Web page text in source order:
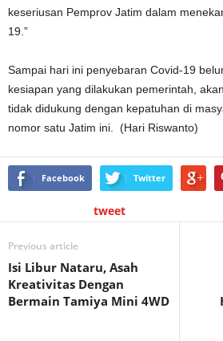
keseriusan Pemprov Jatim dalam
19.”
Sampai hari ini penyebaran Covid-19
kesiapan yang dilakukan pemerintah,
tidak didukung dengan kepatuhan di
nomor satu Jatim ini. (Hari Riswanto)
Facebook Twitter
tweet
Previous article
Isi Libur Nataru, Asah
Kreativitas Dengan
Bermain Tamiya Mini 4WD